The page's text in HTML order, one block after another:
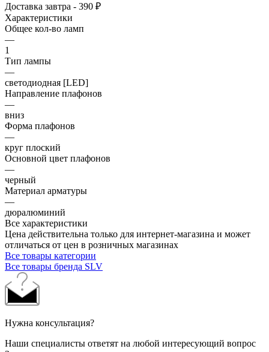
Доставка завтра - 390 ₽
Характеристики
Общее кол-во ламп
—
1
Тип лампы
—
светодиодная [LED]
Направление плафонов
—
вниз
Форма плафонов
—
круг плоский
Основной цвет плафонов
—
черный
Материал арматуры
—
дюралюминий
Все характеристики
Цена действительна только для интернет-магазина и может
отличаться от цен в розничных магазинах
Все товары категории
Все товары бренда SLV
Нужна консультация?
Наши специалисты ответят на любой интересующий вопрос